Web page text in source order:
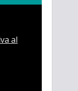
al